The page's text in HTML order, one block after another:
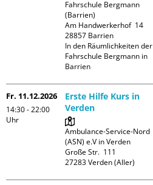
Fahrschule Bergmann
(Barrien)
Am Handwerkerhof  14
28857 Barrien
In den Räumlichkeiten der
Fahrschule Bergmann in
Barrien
Fr. 11.12.2026
14:30 - 22:00
Uhr
Erste Hilfe Kurs in
Verden
Ambulance-Service-Nord
(ASN) e.V in Verden
Große Str.  111